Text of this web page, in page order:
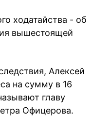
ходатайства - об
вышестоящей
Алексей
на сумму в 16
главу
Офицерова.